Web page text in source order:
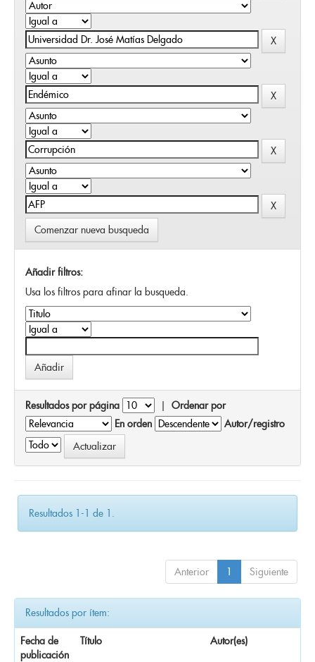
Comenzar nueva busqueda
Añadir filtros:
Usa los filtros para afinar la busqueda.
Resultados por página | Ordenar por
En orden
Autor/registro
Resultados 1-1 de 1.
Anterior 1 Siguiente
Resultados por ítem:
Fecha de
publicación
Título Autor(es)